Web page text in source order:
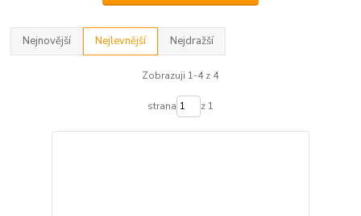
Nejnovější Nejlevnější Nejdražší
Zobrazuji 1-4 z 4
strana z 1